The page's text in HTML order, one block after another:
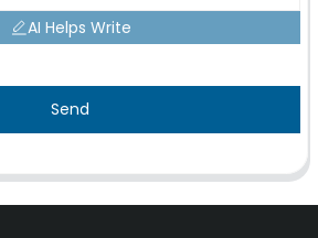
AI Helps Write
Send